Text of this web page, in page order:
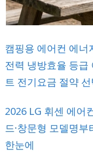
캠핑용 에어컨 에
전력 냉방효율 등급
트 전기요금 절약 선
2026 LG 휘센 에어
드·창문형 모델명
한눈에